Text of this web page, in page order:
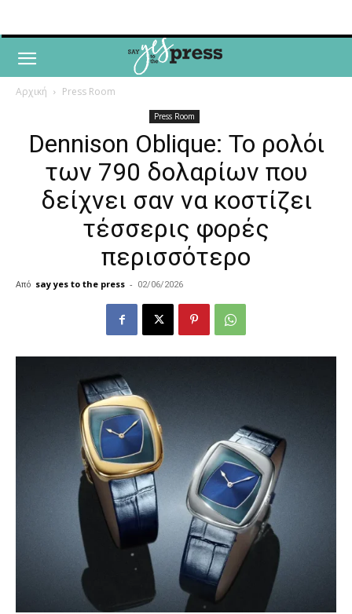
Αρχική Press Room
Press Room
Dennison Oblique: Το ρολόι
των 790 δολαρίων που
δείχνει σαν να κοστίζει
τέσσερις φορές
περισσότερο
Από say yes to the press - 02/06/2026